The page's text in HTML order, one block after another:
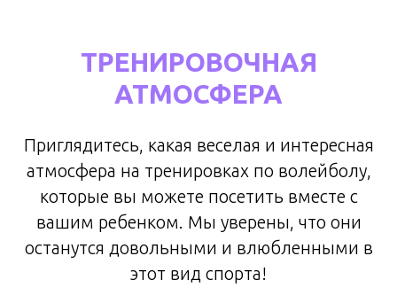
ТРЕНИРОВОЧНАЯ
АТМОСФЕРА
Приглядитесь, какая веселая и интересная
атмосфера на тренировках по волейболу,
которые вы можете посетить вместе с
вашим ребенком. Мы уверены, что они
останутся довольными и влюбленными в
этот вид спорта!